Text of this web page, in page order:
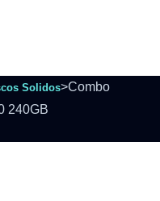
Solidos>Combo
240GB